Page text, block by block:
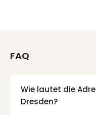
FAQ
Wie lautet die
Dresden?